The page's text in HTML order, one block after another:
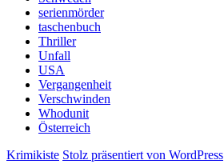
serienmörder
taschenbuch
Thriller
Unfall
USA
Vergangenheit
Verschwinden
Whodunit
Österreich
Krimikiste Stolz präsentiert von WordPress